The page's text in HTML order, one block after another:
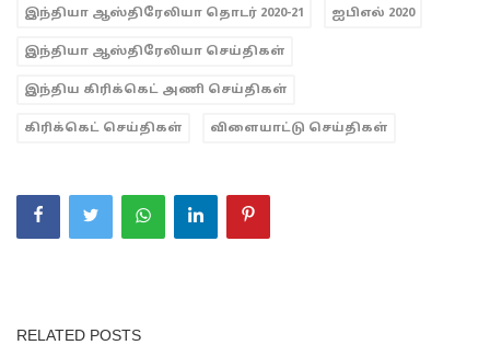
இந்தியா ஆஸ்திரேலியா தொடர் 2020-21 ஐபிஎல் 2020
இந்தியா ஆஸ்திரேலியா செய்திகள்
இந்திய கிரிக்கெட் அணி செய்திகள்
கிரிக்கெட் செய்திகள் விளையாட்டு செய்திகள்
RELATED POSTS